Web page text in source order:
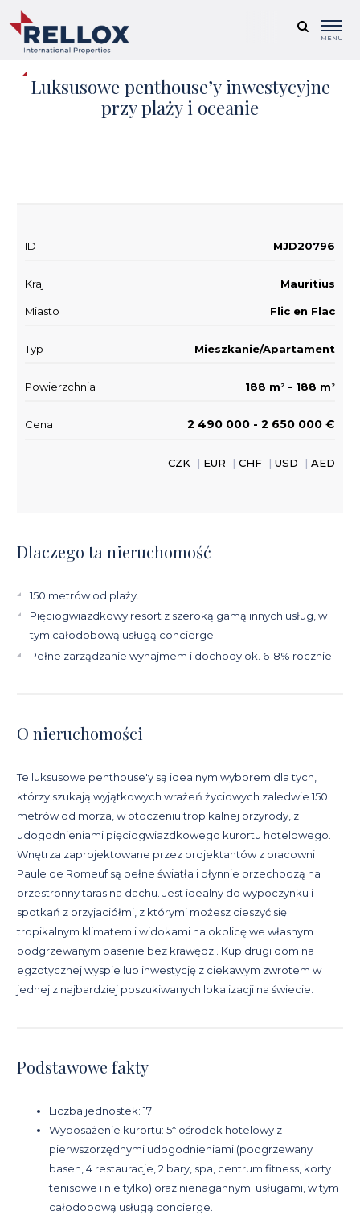
MENU
Luksusowe penthouse’y inwestycyjne
przy plaży i oceanie
+ 1
Dlaczego ta nieruchomość
150 metrów od plaży.
Pięciogwiazdkowy resort z szeroką gamą innych usług, w
tym całodobową usługą concierge.
Pełne zarządzanie wynajmem i dochody ok. 6-8% rocznie
O nieruchomości
Te luksusowe penthouse'y są idealnym wyborem dla tych,
którzy szukają wyjątkowych wrażeń życiowych zaledwie 150
metrów od morza, w otoczeniu tropikalnej przyrody, z
udogodnieniami pięciogwiazdkowego kurortu hotelowego.
Wnętrza zaprojektowane przez projektantów z pracowni
Paule de Romeuf są pełne światła i płynnie przechodzą na
przestronny taras na dachu. Jest idealny do wypoczynku i
spotkań z przyjaciółmi, z którymi możesz cieszyć się
tropikalnym klimatem i widokami na okolicę we własnym
podgrzewanym basenie bez krawędzi. Kup drugi dom na
egzotycznej wyspie lub inwestycję z ciekawym zwrotem w
jednej z najbardziej poszukiwanych lokalizacji na świecie.
Podstawowe fakty
Liczba jednostek: 17
Wyposażenie kurortu: 5* ośrodek hotelowy z
pierwszorzędnymi udogodnieniami (podgrzewany
basen, 4 restauracje, 2 bary, spa, centrum fitness, korty
tenisowe i nie tylko) oraz nienagannymi usługami, w tym
całodobową usługą concierge.
ID MJD20796
Kraj Mauritius
Miasto Flic en Flac
Typ Mieszkanie/Apartament
Powierzchnia 188 m 2 - 188 m 2
Cena 2 490 000 - 2 650 000 €
CZK | EUR | CHF | USD | AED